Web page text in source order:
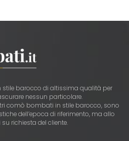
stile barocco di altissima qualità per
nessun particolare.
comò bombati in stile barocco, sono
dell’epoca di riferimento, ma allo
richiesta del cliente.